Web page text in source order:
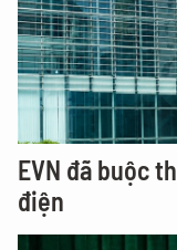
EVN đã buộc
điện